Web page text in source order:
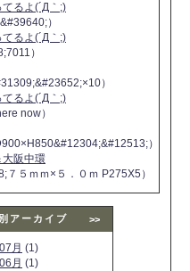
るよ(´Д｀;)
）
るよ(´Д｀;)
）
）
るよ(´Д｀;)
now）
）
大阪中環
７５ｍｍ×５．０ｍ P275X5）
アーカイブ >>
月 (1)
月 (1)